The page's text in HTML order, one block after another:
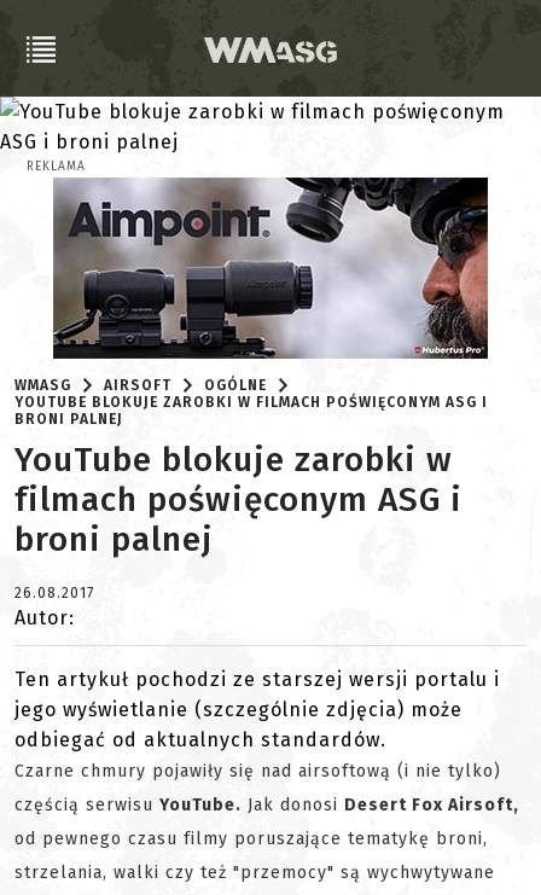
REKLAMA
WMASG AIRSOFT
OGÓLNE
YOUTUBE BLOKUJE ZAROBKI W FILMACH POŚWIĘCONYM ASG I
BRONI PALNEJ
YouTube blokuje zarobki w
filmach poświęconym ASG i
broni palnej
26.08.2017
Autor:
Ten artykuł pochodzi ze starszej wersji portalu i
jego wyświetlanie (szczególnie zdjęcia) może
odbiegać od aktualnych standardów.
Czarne chmury pojawiły się nad airsoftową (i nie tylko)
częścią serwisu YouTube. Jak donosi Desert Fox Airsoft,
od pewnego czasu filmy poruszające tematykę broni,
strzelania, walki czy też "przemocy" są wychwytywane